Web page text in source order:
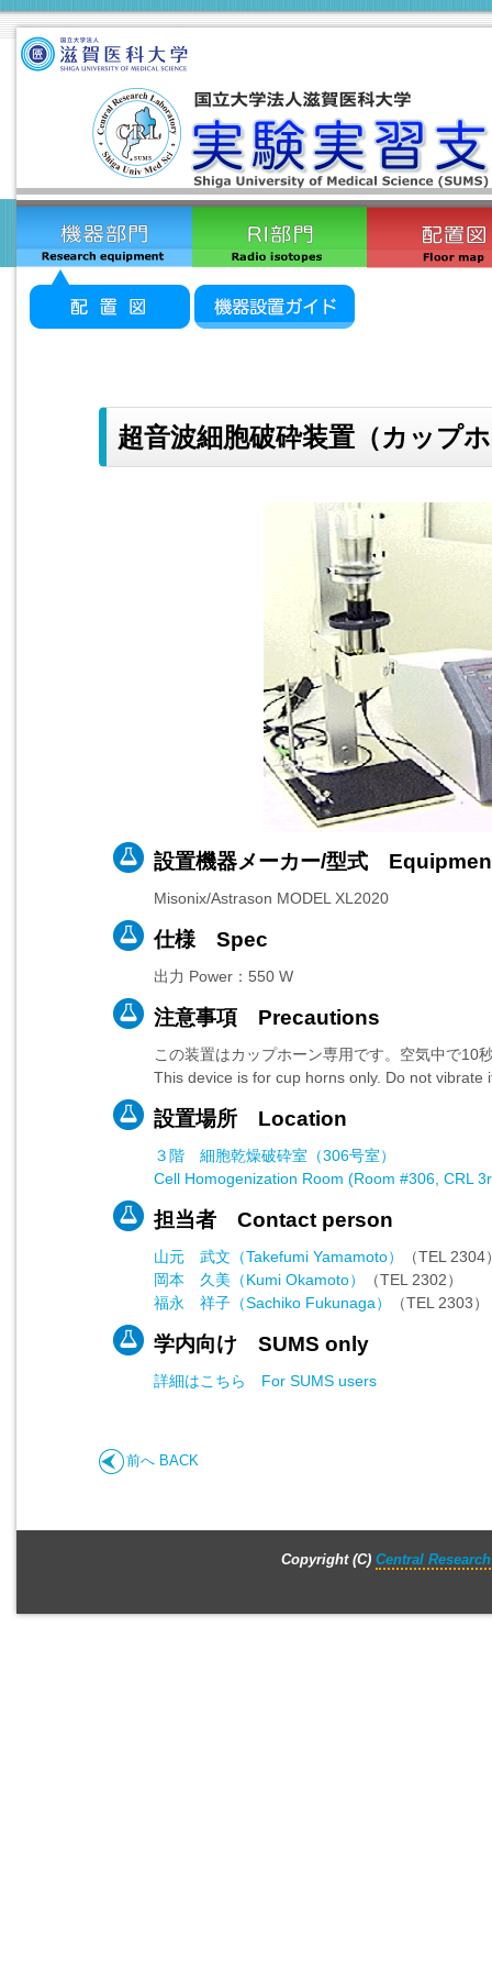
超音波細胞破砕装置（カップ
設置機器メーカー/型式
Misonix/Astrason MODEL XL2020
仕様 Spec
出力 Power：550 W
注意事項 Precautions
この装置はカップホーン専用です。空気中で10
This device is for cup horns only. Do not
設置場所 Location
３階 細胞乾燥破砕室（306号室）
Cell Homogenization Room (Room #306, CRL
担当者 Contact person
山元 武文（Takefumi Yamamoto）
（TEL 2304
岡本 久美（Kumi Okamoto）
（TEL 2302）
福永 祥子（Sachiko Fukunaga）
（TEL 2303）
学内向け SUMS only
詳細はこちら For SUMS users
前へ BACK
Copyright (C) Central